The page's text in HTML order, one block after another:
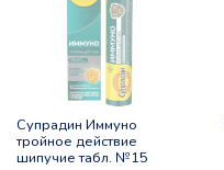
Супрадин Иммуно
тройное действие
шипучие табл. №15